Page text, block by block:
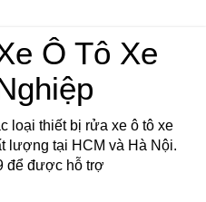
Ô Tô Xe
loại thiết bị rửa xe ô tô xe
lượng tại HCM và Hà Nội.
để được hỗ trợ